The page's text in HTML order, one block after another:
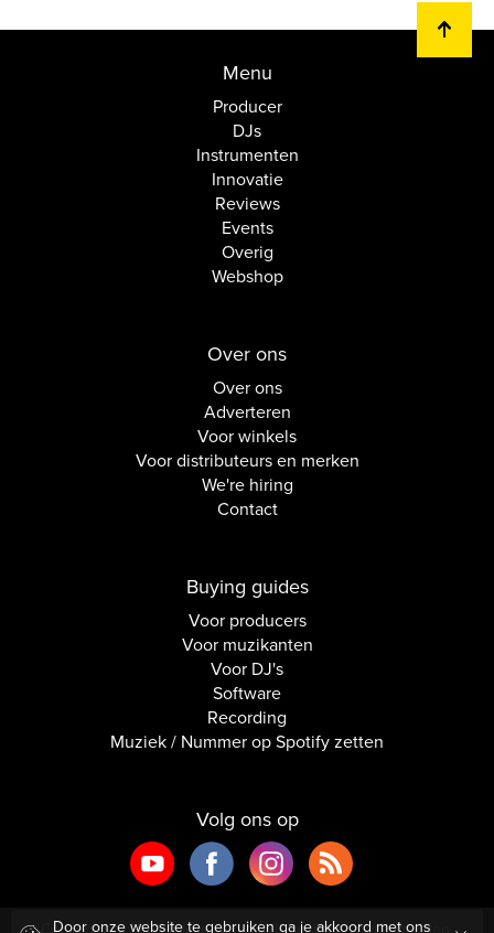
Door onze website te gebruiken ga je akkoord met ons
Menu
Producer
DJs
Instrumenten
Innovatie
Reviews
Events
Overig
Webshop
Over ons
Over ons
Adverteren
Voor winkels
Voor distributeurs en merken
We're hiring
Contact
Buying guides
Voor producers
Voor muzikanten
Voor DJ's
Software
Recording
Muziek / Nummer op Spotify zetten
Volg ons op
Copyright © 2026 Inside Audio. Alle rechten voorbehouden.